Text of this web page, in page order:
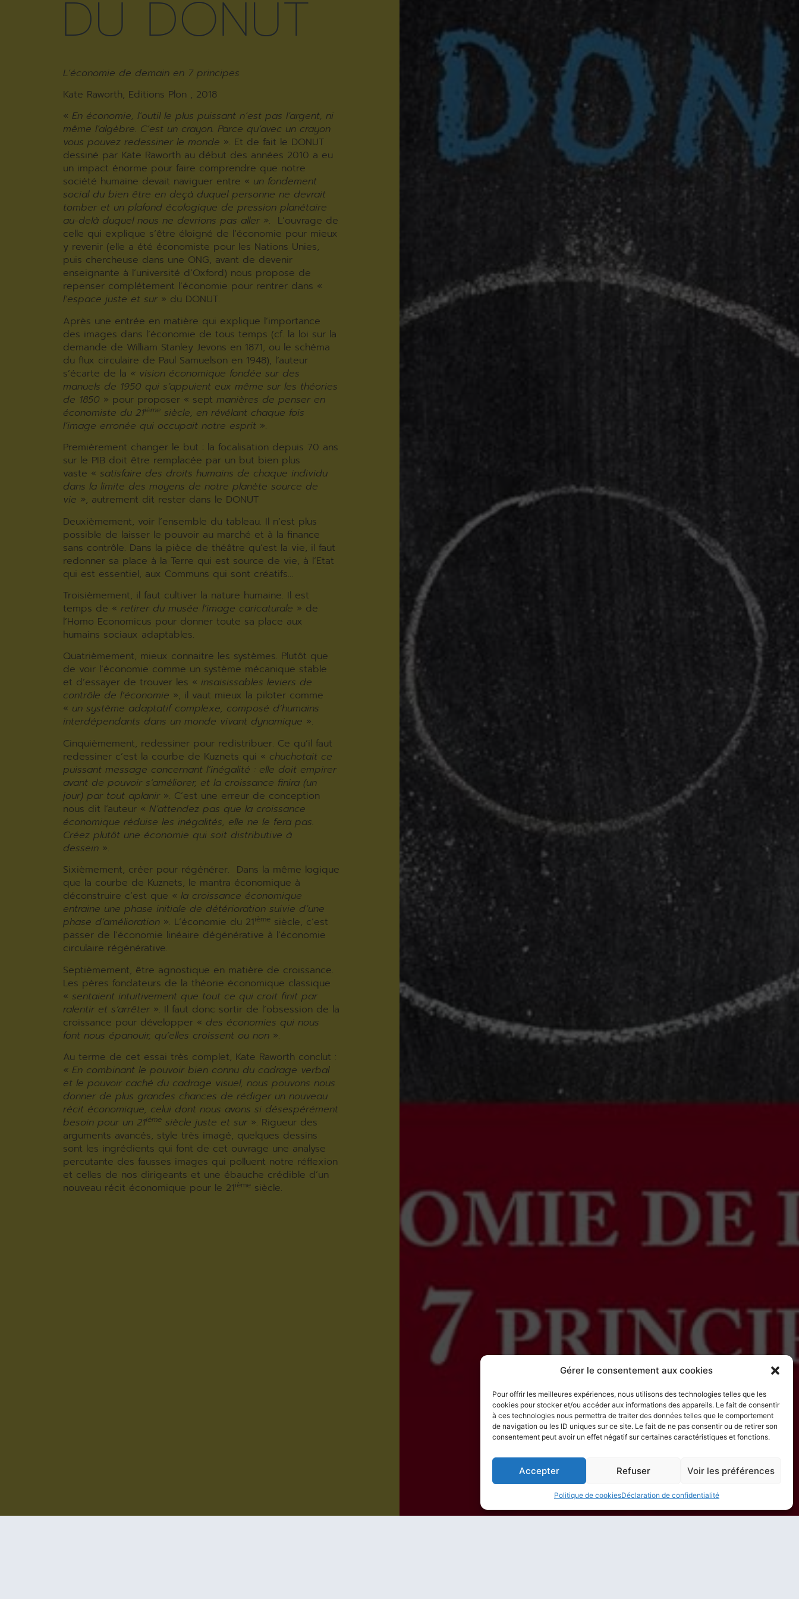
Gérer le consentement aux cookies
Pour offrir les meilleures expériences, nous utilisons des technologies telles que les
cookies pour stocker et/ou accéder aux informations des appareils. Le fait de consentir
à ces technologies nous permettra de traiter des données telles que le comportement
de navigation ou les ID uniques sur ce site. Le fait de ne pas consentir ou de retirer son
consentement peut avoir un effet négatif sur certaines caractéristiques et fonctions.
Accepter Refuser Voir les préférences
Politique de cookiesDéclaration de confidentialité
DU DONUT
L’économie de demain en 7 principes
Kate Raworth, Editions Plon , 2018
«En économie, l’outil le plus puissant n’est pas l’argent, ni
même l’algèbre. C’est un crayon. Parce qu’avec un crayon
vous pouvez redessiner le monde ». Et de fait le DONUT
dessiné par Kate Raworth au début des années 2010 a eu
un impact énorme pour faire comprendre que notre
société humaine devait naviguer entre « un fondement
social du bien être en deçà duquel personne ne devrait
tomber et un plafond écologique de pression planétaire
au-delà duquel nous ne devrions pas aller ». L’ouvrage de
celle qui explique s’être éloigné de l’économie pour mieux
y revenir (elle a été économiste pour les Nations Unies,
puis chercheuse dans une ONG, avant de devenir
enseignante à l’université d’Oxford) nous propose de
repenser complétement l’économie pour rentrer dans «
l’espace juste et sur » du DONUT.
Après une entrée en matière qui explique l’importance
des images dans l’économie de tous temps (cf. la loi sur la
demande de William Stanley Jevons en 1871, ou le schéma
du flux circulaire de Paul Samuelson en 1948), l’auteur
s’écarte de la « vision économique fondée sur des
manuels de 1950 qui s’appuient eux même sur les théories
de 1850 » pour proposer « sept manières de penser en
économiste du 21ième siècle, en révélant chaque fois
l’image erronée qui occupait notre esprit ».
Premièrement changer le but : la focalisation depuis 70 ans
sur le PIB doit être remplacée par un but bien plus
vaste « satisfaire des droits humains de chaque individu
dans la limite des moyens de notre planète source de
vie », autrement dit rester dans le DONUT
Deuxièmement, voir l’ensemble du tableau. Il n’est plus
possible de laisser le pouvoir au marché et à la finance
sans contrôle. Dans la pièce de théâtre qu’est la vie, il faut
redonner sa place à la Terre qui est source de vie, à l’Etat
qui est essentiel, aux Communs qui sont créatifs…
Troisièmement, il faut cultiver la nature humaine. Il est
temps de «retirer du musée l’image caricaturale » de
l’Homo Economicus pour donner toute sa place aux
humains sociaux adaptables.
Quatrièmement, mieux connaitre les systèmes. Plutôt que
de voir l’économie comme un système mécanique stable
et d’essayer de trouver les « insaisissables leviers de
contrôle de l’économie », il vaut mieux la piloter comme
« un système adaptatif complexe, composé d’humains
interdépendants dans un monde vivant dynamique ».
Cinquièmement, redessiner pour redistribuer. Ce qu’il faut
redessiner c’est la courbe de Kuznets qui « chuchotait ce
puissant message concernant l’inégalité : elle doit empirer
avant de pouvoir s’améliorer, et la croissance finira (un
jour) par tout aplanir ». C’est une erreur de conception
nous dit l’auteur «N’attendez pas que la croissance
économique réduise les inégalités, elle ne le fera pas.
Créez plutôt une économie qui soit distributive à
dessein ».
Sixièmement, créer pour régénérer. Dans la même logique
que la courbe de Kuznets, le mantra économique à
déconstruire c’est que « la croissance économique
entraine une phase initiale de détérioration suivie d’une
phase d’amélioration ». L’économie du 21ième siècle, c’est
passer de l’économie linéaire dégénérative à l’économie
circulaire régénérative.
Septièmement, être agnostique en matière de croissance.
Les pères fondateurs de la théorie économique classique
« sentaient intuitivement que tout ce qui croit finit par
ralentir et s’arrêter ». Il faut donc sortir de l’obsession de la
croissance pour développer « des économies qui nous
font nous épanouir, qu’elles croissent ou non ».
Au terme de cet essai très complet, Kate Raworth conclut :
« En combinant le pouvoir bien connu du cadrage verbal
et le pouvoir caché du cadrage visuel, nous pouvons nous
donner de plus grandes chances de rédiger un nouveau
récit économique, celui dont nous avons si désespérément
besoin pour un 21ième siècle juste et sur ». Rigueur des
arguments avancés, style très imagé, quelques dessins
sont les ingrédients qui font de cet ouvrage une analyse
percutante des fausses images qui polluent notre réflexion
et celles de nos dirigeants et une ébauche crédible d’un
nouveau récit économique pour le 21ième siècle.